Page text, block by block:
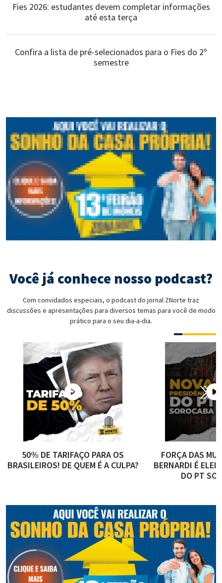
Fies 2026: estudantes devem completar informações
até esta terça
Confira a lista de pré-selecionados para o Fies do 2º
semestre
Você já conhece nosso podcast?
Com convidados especiais, o podcast do jornal ZNorte traz
discussões e apresentações para diversos temas para você de modo
prático para o seu dia-a-dia.
50% DE TARIFAÇO PARA OS
BRASILEIROS! DE QUEM É A CULPA?
FORÇA DAS
BERNARDI É
DO PT